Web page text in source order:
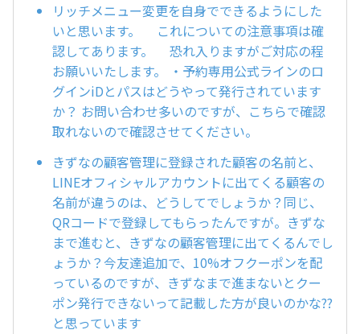
リッチメニュー変更を自身でできるようにした
いと思います。 これについての注意事項は確
認してあります。 恐れ入りますがご対応の程
お願いいたします。 ・予約専用公式ラインのロ
グインiDとパスはどうやって発行されています
か？ お問い合わせ多いのですが、こちらで確認
取れないので確認させてください。
きずなの顧客管理に登録された顧客の名前と、
LINEオフィシャルアカウントに出てくる顧客の
名前が違うのは、どうしてでしょうか？同じ、
QRコードで登録してもらったんですが。きずな
まで進むと、きずなの顧客管理に出てくるんでし
ょうか？今友達追加で、10%オフクーポンを配
っているのですが、きずなまで進まないとクー
ポン発行できないって記載した方が良いのかな??
と思っています